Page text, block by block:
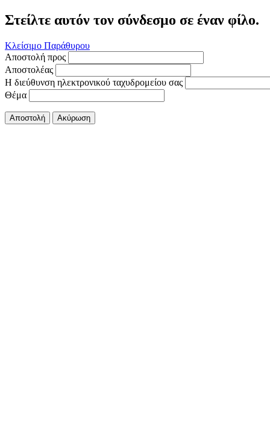
Στείλτε αυτόν τον σύνδεσμο σε έναν φίλο.
Κλείσιμο Παράθυρου
Αποστολή προς
Αποστολέας
Η διεύθυνση ηλεκτρονικού ταχυδρομείου σας
Θέμα
Αποστολή Ακύρωση